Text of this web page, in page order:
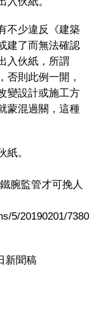
不少違反《建築
建了而無法確認
入伙紙，所謂
否則此例一開，
變設計或施工方
蒙混過關，這種
。
腕監管才可挽人
5/20190201/7380
新聞稿